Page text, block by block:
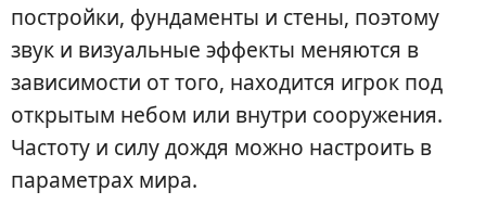
постройки, фундаменты и стены, поэтому
звук и визуальные эффекты меняются в
зависимости от того, находится игрок под
открытым небом или внутри сооружения.
Частоту и силу дождя можно настроить в
параметрах мира.